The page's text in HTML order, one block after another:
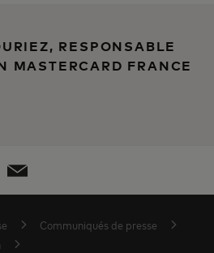
RESPONSABLE
MASTERCARD FRANCE
Communiqués de presse